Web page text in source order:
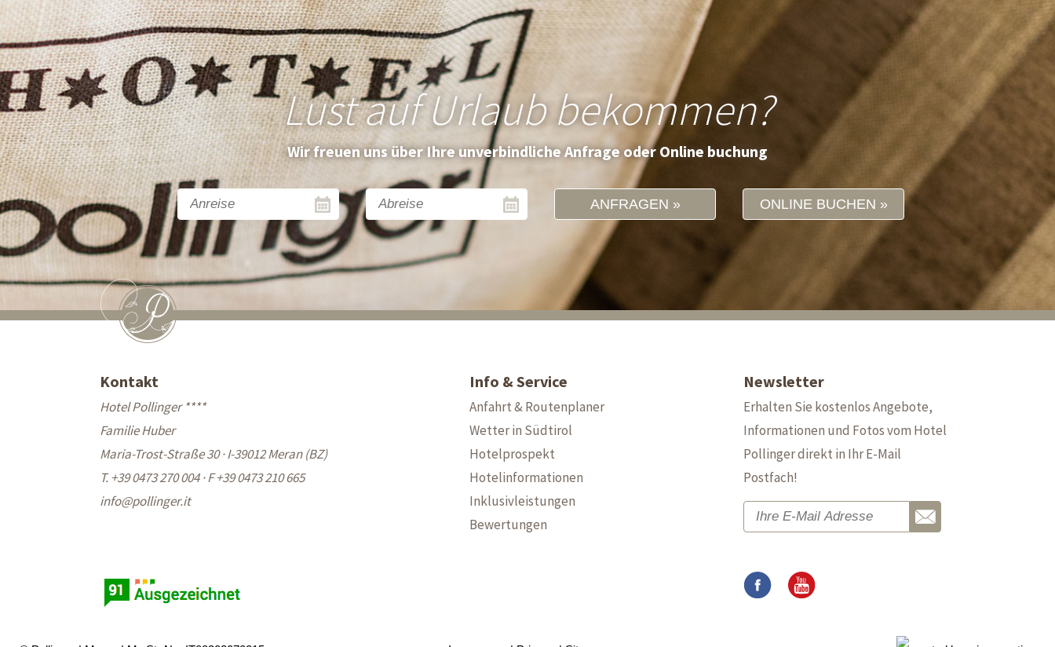
Lust auf Urlaub bekommen?
Wir freuen uns über Ihre unverbindliche Anfrage oder Online buchung
ANFRAGEN ONLINE BUCHEN
Kontakt
Hotel Pollinger ****
Familie Huber
Maria-Trost-Straße 30 · I-39012 Meran (BZ)
T. +39 0473 270 004·F +39 0473 210 665
info@pollinger.it
Info & Service
Anfahrt & Routenplaner
Wetter in Südtirol
Hotelprospekt
Hotelinformationen
Inklusivleistungen
Bewertungen
Newsletter
Erhalten Sie kostenlos Angebote,
Informationen und Fotos vom Hotel
Pollinger direkt in Ihr E-Mail
Postfach!